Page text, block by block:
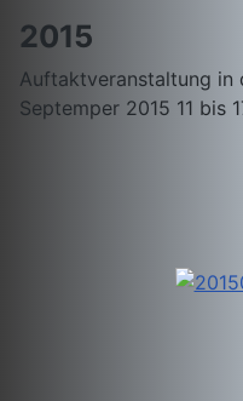
2015
Auftaktveranstaltung in
Septemper 2015 11 bis